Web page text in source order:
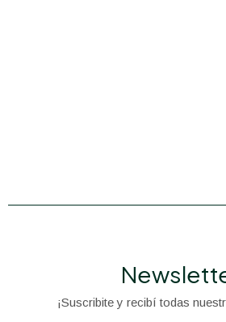
¡Suscribite y recibí todas